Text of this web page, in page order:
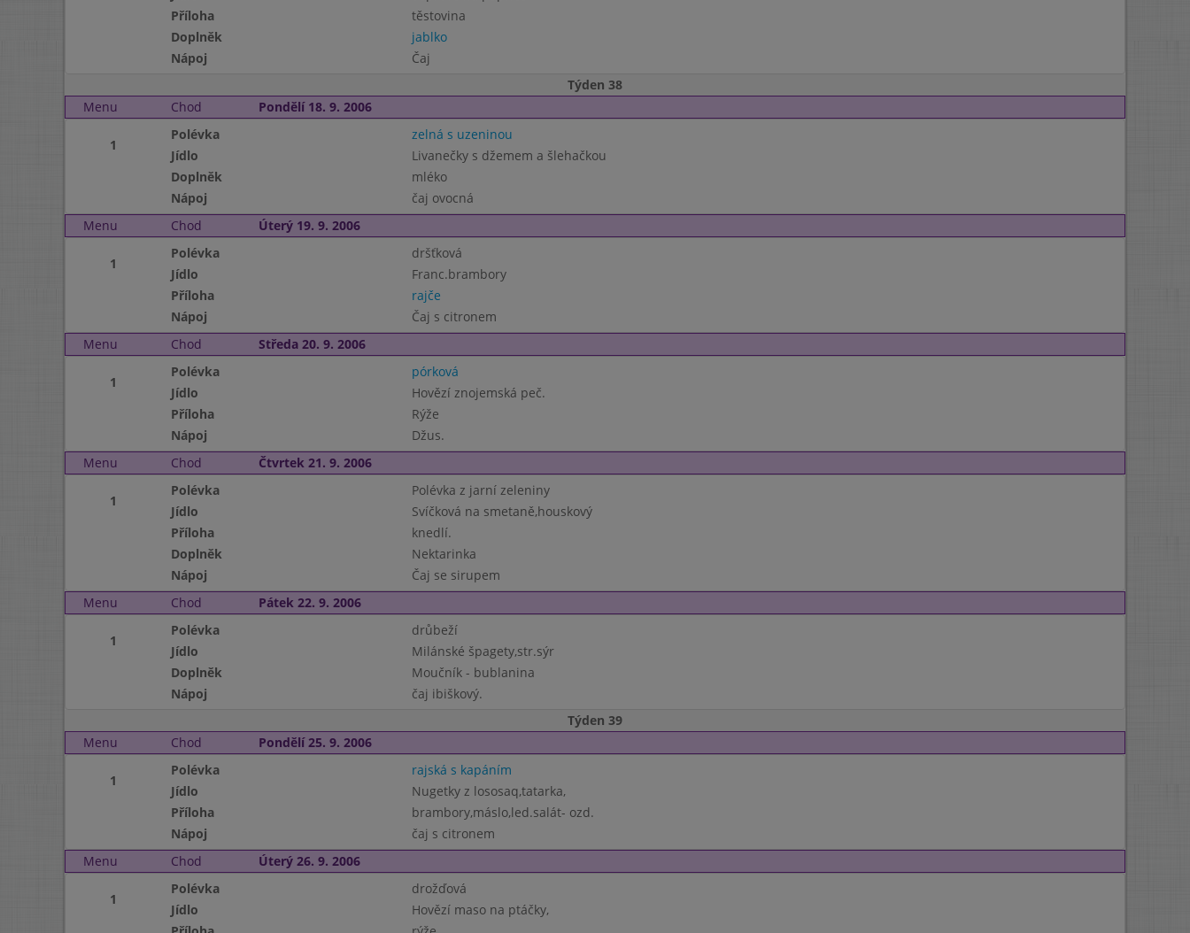
Příloha
těstovina
Doplněk
jablko
Nápoj
Čaj
Týden 38
Menu
Chod Pondělí 18. 9. 2006
1
Polévka
zelná s uzeninou
Jídlo
Livanečky s džemem a šlehačkou
Doplněk
mléko
Nápoj
čaj ovocná
Menu
Chod Úterý 19. 9. 2006
1
Polévka
dršťková
Jídlo
Franc.brambory
Příloha
rajče
Nápoj
Čaj s citronem
Menu
Chod Středa 20. 9. 2006
1
Polévka
pórková
Jídlo
Hovězí znojemská peč.
Příloha
Rýže
Nápoj
Džus.
Menu
Chod Čtvrtek 21. 9. 2006
1
Polévka
Polévka z jarní zeleniny
Jídlo
Svíčková na smetaně,houskový
Příloha
knedlí.
Doplněk
Nektarinka
Nápoj
Čaj se sirupem
Menu
Chod Pátek 22. 9. 2006
1
Polévka
drůbeží
Jídlo
Milánské špagety,str.sýr
Doplněk
Moučník - bublanina
Nápoj
čaj ibiškový.
Týden 39
Menu
Chod Pondělí 25. 9. 2006
1
Polévka
rajská s kapáním
Jídlo
Nugetky z lososaq,tatarka,
Příloha
brambory,máslo,led.salát- ozd.
Nápoj
čaj s citronem
Menu
Chod Úterý 26. 9. 2006
1
Polévka
drožďová
Jídlo
Hovězí maso na ptáčky,